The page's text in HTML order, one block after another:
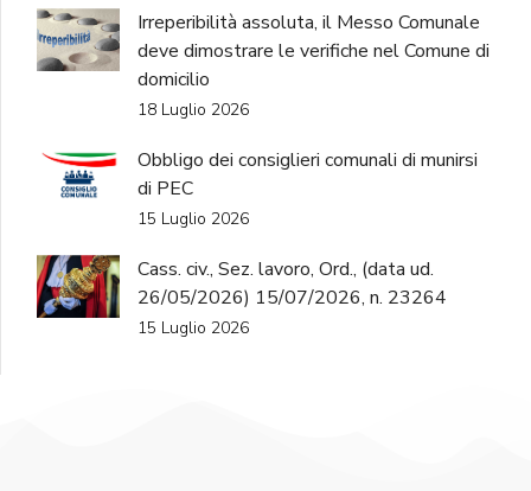
Irreperibilità assoluta, il Messo Comunale
deve dimostrare le verifiche nel Comune di
domicilio
18 Luglio 2026
Obbligo dei consiglieri comunali di munirsi
di PEC
15 Luglio 2026
Cass. civ., Sez. lavoro, Ord., (data ud.
26/05/2026) 15/07/2026, n. 23264
15 Luglio 2026